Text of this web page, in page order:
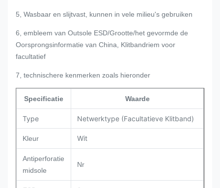
5, Wasbaar en slijtvast, kunnen in vele milieu's gebruiken
6, embleem van Outsole ESD/Grootte/het gevormde de
Oorsprongsinformatie van China, Klitbandriem voor
facultatief
7, technischere kenmerken zoals hieronder
Specificatie Waarde
Type Netwerktype (Facultatieve Klitband)
Kleur Wit
Antiperforatie
midsole
Nr